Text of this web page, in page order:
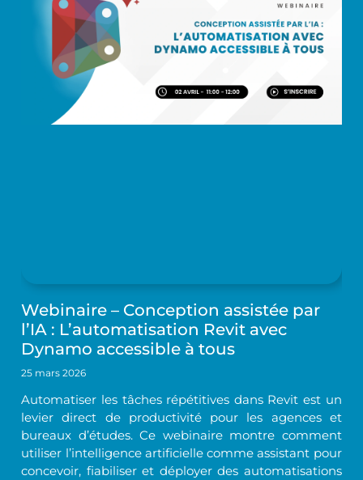
Webinaire – Conception assistée par
l’IA : L’automatisation Revit avec
Dynamo accessible à tous
25 mars 2026
Automatiser les tâches répétitives dans Revit est un
levier direct de productivité pour les agences et
bureaux d’études. Ce webinaire montre comment
utiliser l’intelligence artificielle comme assistant pour
concevoir, fiabiliser et déployer des automatisations